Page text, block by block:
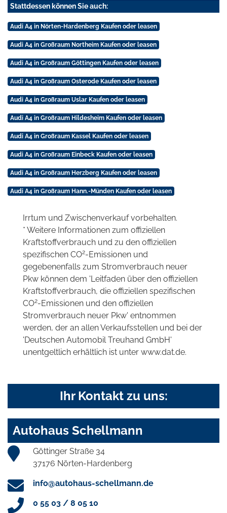
Stattdessen können Sie auch:
Audi A4 in Nörten-Hardenberg Kaufen oder leasen
Audi A4 in Großraum Northeim Kaufen oder leasen
Audi A4 in Großraum Göttingen Kaufen oder leasen
Audi A4 in Großraum Osterode Kaufen oder leasen
Audi A4 in Großraum Uslar Kaufen oder leasen
Audi A4 in Großraum Hildesheim Kaufen oder leasen
Audi A4 in Großraum Kassel Kaufen oder leasen
Audi A4 in Großraum Einbeck Kaufen oder leasen
Audi A4 in Großraum Herzberg Kaufen oder leasen
Audi A4 in Großraum Hann.-Münden Kaufen oder leasen
Irrtum und Zwischenverkauf vorbehalten.
* Weitere Informationen zum offiziellen
Kraftstoffverbrauch und zu den offiziellen
spezifischen CO2-Emissionen und
gegebenenfalls zum Stromverbrauch neuer
Pkw können dem 'Leitfaden über den offiziellen
Kraftstoffverbrauch, die offiziellen spezifischen
CO2-Emissionen und den offiziellen
Stromverbrauch neuer Pkw' entnommen
werden, der an allen Verkaufsstellen und bei der
'Deutschen Automobil Treuhand GmbH'
unentgeltlich erhältlich ist unter www.dat.de.
Ihr Kontakt zu uns:
Autohaus Schellmann
Göttinger Straße 34
37176 Nörten-Hardenberg
info@autohaus-schellmann.de
0 55 03 / 8 05 10